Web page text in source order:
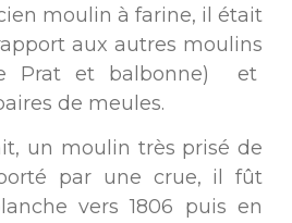
moulin à farine, il était
aux autres moulins
Prat et balbonne) et
de meules.
un moulin très prisé de
par une crue, il fût
vers 1806 puis en